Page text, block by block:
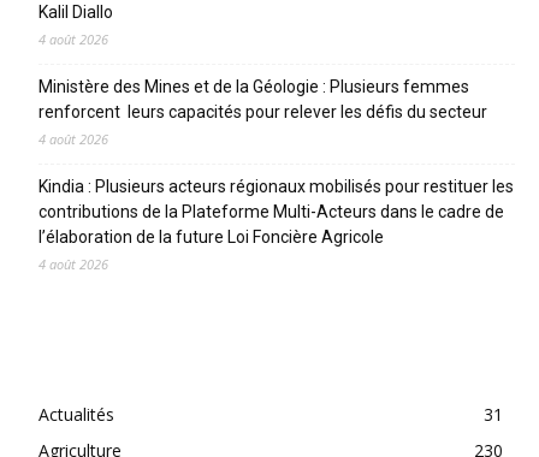
Kalil Diallo
4 août 2026
Ministère des Mines et de la Géologie : Plusieurs femmes
renforcent leurs capacités pour relever les défis du secteur
4 août 2026
Kindia : Plusieurs acteurs régionaux mobilisés pour restituer les
contributions de la Plateforme Multi-Acteurs dans le cadre de
l’élaboration de la future Loi Foncière Agricole
4 août 2026
Actualités
31
Agriculture
230